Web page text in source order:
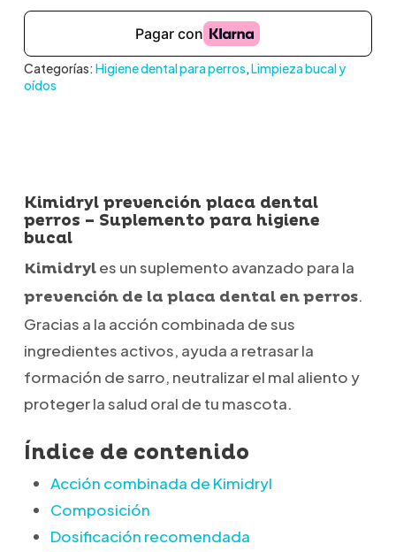
Categorías: Higiene dental para perros,Limpieza bucal y
oídos
Kimidryl prevención placa dental
perros – Suplemento para higiene
bucal
Kimidryles un suplemento avanzado para la
prevención de la placa dental en perros.
Gracias a la acción combinada de sus
ingredientes activos, ayuda a retrasar la
formación de sarro, neutralizar el mal aliento y
proteger la salud oral de tu mascota.
Índice de contenido
Acción combinada de Kimidryl
Composición
Dosificación recomendada